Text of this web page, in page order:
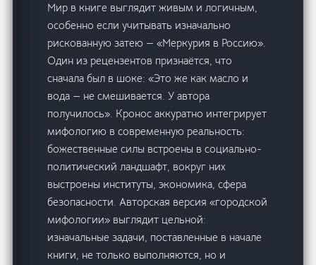
Мир в книге выглядит живым и логичным,
особенно если учитывать изначально
рискованную затею — «Меркурия в Россию».
Один из рецензентов признаётся, что
сначала был в шоке: «Это же как масло и
вода — не смешивается. У автора
получилось». Кронос аккуратно интегрирует
мифологию в современную реальность:
божественные силы встроены в социально-
политический ландшафт, вокруг них
выстроены институты, экономика, сфера
безопасности. Авторская версия «городской
мифологии» выглядит цельной:
изначальные задачи, поставленные в начале
книги, не только выполняются, но и